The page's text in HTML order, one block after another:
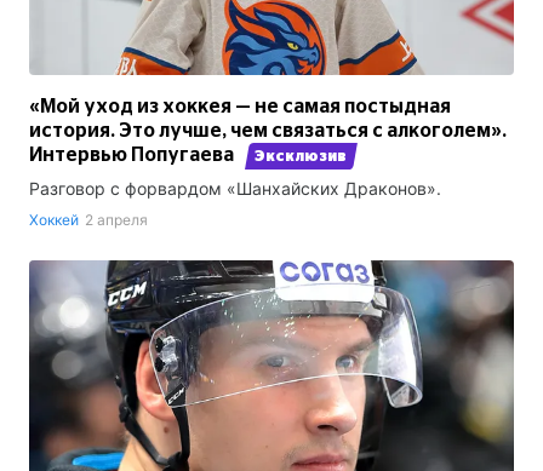
«Мой уход из хоккея — не самая постыдная
история. Это лучше, чем связаться с алкоголем».
Интервью Попугаева
Эксклюзив
Разговор с форвардом «Шанхайских Драконов».
Хоккей 2 апреля